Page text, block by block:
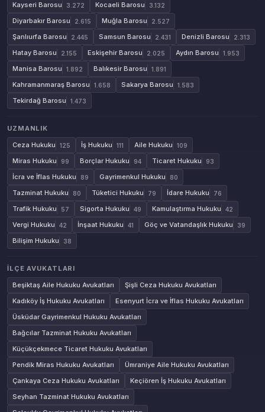
Kayseri Barosu 3.272 Kocaeli Barosu 3.132
Diyarbakır Barosu 2.615 Muğla Barosu 2.527
Şanlıurfa Barosu 2.445 Samsun Barosu 2.431 Denizli Barosu 2.313
Hatay Barosu 2.155 Eskişehir Barosu 2.025 Aydın Barosu 1.953
Manisa Barosu 1.892 Balıkesir Barosu 1.891
Kahramanmaraş Barosu 1.658 Sakarya Barosu 1.583
Tekirdağ Barosu 1.473
UZMANLIK
Ceza Hukuku
125 İş Hukuku 111 Aile Hukuku 109
Miras Hukuku 99 Borçlar Hukuku 94 Ticaret Hukuku 93
İcra ve İflas Hukuku 89 Gayrimenkul Hukuku 80
Tazminat Hukuku 80 Tüketici Hukuku 79 İdare Hukuku 76
Trafik Hukuku 57 Sigorta Hukuku 49 Kamulaştırma Hukuku 42
Vergi Hukuku 42 İnşaat Hukuku 41 Göç ve Vatandaşlık Hukuku 39
Bilişim Hukuku 38
İLÇE AVUKATLARI
Beşiktaş Aile Hukuku Avukatları
Şişli Ceza Hukuku Avukatları
Kadıköy İş Hukuku Avukatları
Esenyurt İcra ve İflas Hukuku Avukatları
Üsküdar Gayrimenkul Hukuku Avukatları
Bağcılar Tazminat Hukuku Avukatları
Küçükçekmece Ticaret Hukuku Avukatları
Pendik Miras Hukuku Avukatları
Ümraniye Aile Hukuku Avukatları
Çankaya Ceza Hukuku Avukatları
Keçiören İş Hukuku Avukatları
Seyhan Tazminat Hukuku Avukatları